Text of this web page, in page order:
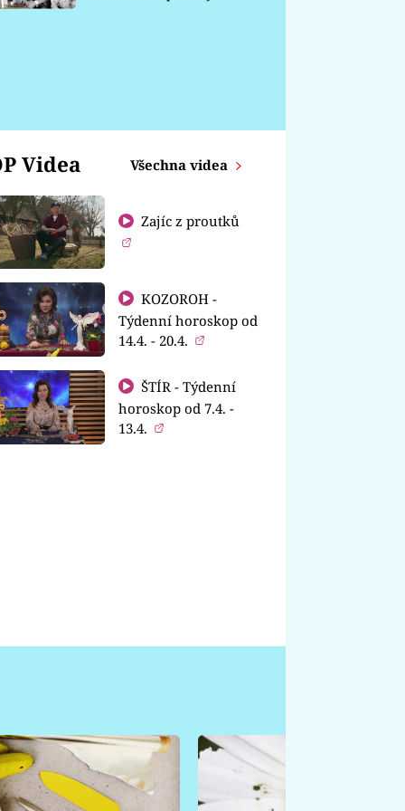
Videa Všechna videa
Zajíc z proutků
KOZOROH -
Týdenní horoskop od
14.4. - 20.4.
ŠTÍR - Týdenní
horoskop od 7.4. -
13.4.